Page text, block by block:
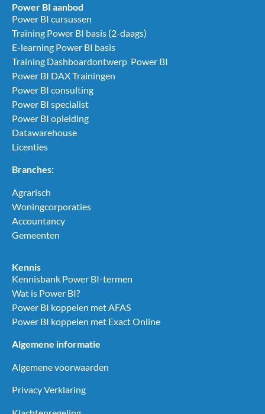
Power BI aanbod
Power BI cursussen
Training Power BI basis (2-daags)
E-learning Power BI basis
Training Dashboardontwerp Power BI
Power BI DAX Trainingen
Power BI consulting
Power BI specialist
Power BI opleiding
Datawarehouse
Licenties
Branches:
Agrarisch
Woningcorporaties
Accountancy
Gemeenten
Kennis
Kennisbank Power BI-termen
Wat is Power BI?
Power BI koppelen met AFAS
Power BI koppelen met Exact Online
Algemene informatie
Algemene voorwaarden
Privacy Verklaring